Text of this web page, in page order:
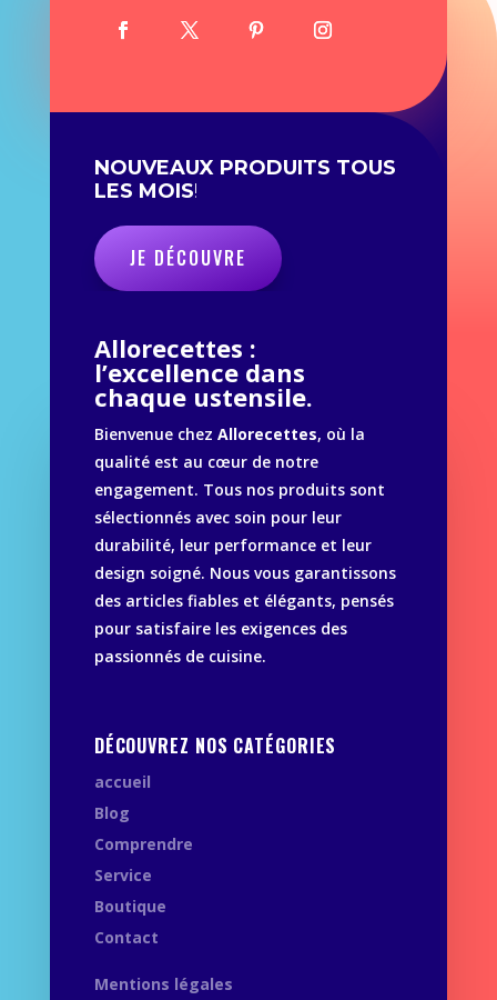
NOUVEAUX PRODUITS TOUS
LES MOIS!
JE DÉCOUVRE
Allorecettes :
l’excellence dans
chaque ustensile.
Bienvenue chez Allorecettes, où la
qualité est au cœur de notre
engagement. Tous nos produits sont
sélectionnés avec soin pour leur
durabilité, leur performance et leur
design soigné. Nous vous garantissons
des articles fiables et élégants, pensés
pour satisfaire les exigences des
passionnés de cuisine.
DÉCOUVREZ NOS CATÉGORIES
accueil
Blog
Comprendre
Service
Boutique
Contact
Mentions légales